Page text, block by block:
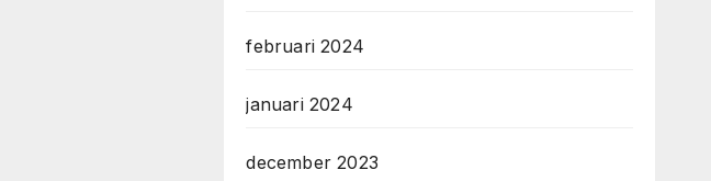
februari 2024
januari 2024
december 2023